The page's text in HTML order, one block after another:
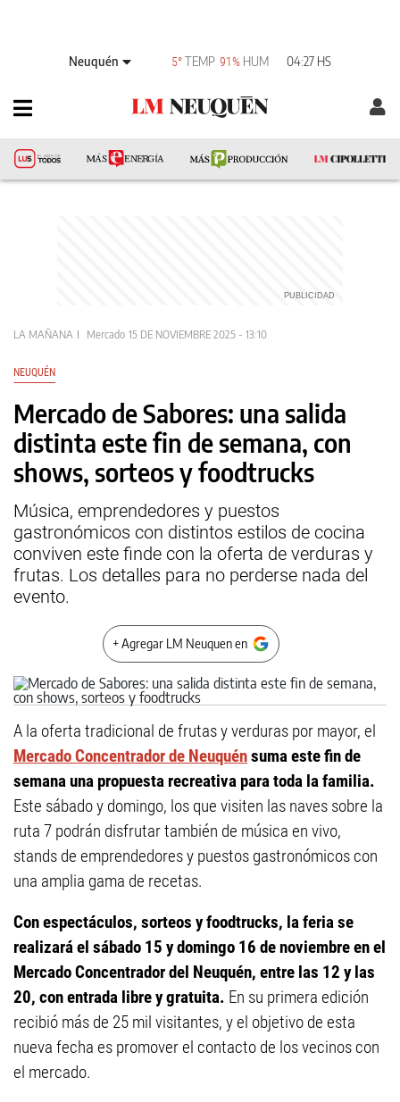
Neuquén 5°TEMP 91% HUM 04:27 HS
LA MAÑANA Mercado 15 DE NOVIEMBRE 2025 - 13:10
NEUQUÉN
Mercado de Sabores: una salida
distinta este fin de semana, con
shows, sorteos y foodtrucks
Música, emprendedores y puestos
gastronómicos con distintos estilos de cocina
conviven este finde con la oferta de verduras y
frutas. Los detalles para no perderse nada del
evento.
+ Agregar LM Neuquen en
A la oferta tradicional de frutas y verduras por mayor, el
Mercado Concentrador de Neuquénsuma este fin de
semana una propuesta recreativa para toda la familia.
Este sábado y domingo, los que visiten las naves sobre la
ruta 7 podrán disfrutar también de música en vivo,
stands de emprendedores y puestos gastronómicos con
una amplia gama de recetas.
Con espectáculos, sorteos y foodtrucks, la feria se
realizará el sábado 15 y domingo 16 de noviembre en el
Mercado Concentrador del Neuquén, entre las 12 y las
20, con entrada libre y gratuita. En su primera edición
recibió más de 25 mil visitantes, y el objetivo de esta
nueva fecha es promover el contacto de los vecinos con
el mercado.